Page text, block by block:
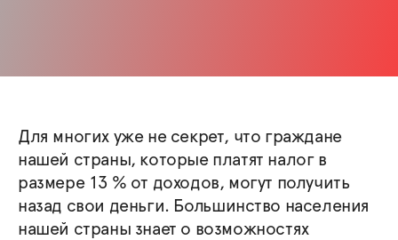
Для многих уже не секрет, что граждане
нашей страны, которые платят налог в
размере 13 % от доходов, могут получить
назад свои деньги. Большинство населения
нашей страны знает о возможностях